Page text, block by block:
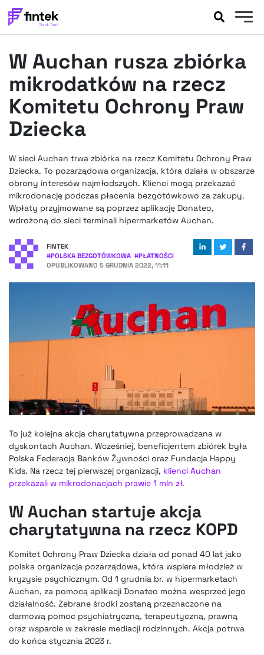
BANKOWOŚĆ
EVENTY
FELIETONY
WYWIADY
LEGAL
FINTEKEXTRA
OKIEM EKSPERTA
W Auchan rusza zbiórka
mikrodatków na rzecz
Komitetu Ochrony Praw
Dziecka
W sieci Auchan trwa zbiórka na rzecz Komitetu Ochrony Praw
Dziecka. To pozarządowa organizacja, która działa w obszarze
obrony interesów najmłodszych. Klienci mogą przekazać
mikrodonację podczas płacenia bezgotówkowo za zakupy.
Wpłaty przyjmowane są poprzez aplikację Donateo,
wdrożoną do sieci terminali hipermarketów Auchan.
FINTEK
#POLSKA BEZGOTÓWKOWA #PŁATNOŚCI
OPUBLIKOWANO 5 GRUDNIA 2022, 11:11
To już kolejna akcja charytatywna przeprowadzana w
dyskontach Auchan. Wcześniej, beneficjentem zbiórek była
Polska Federacja Banków Żywności oraz Fundacja Happy
Kids. Na rzecz tej pierwszej organizacji, klienci Auchan
przekazali w mikrodonacjach prawie 1 mln zł.
W Auchan startuje akcja
charytatywna na rzecz KOPD
Komitet Ochrony Praw Dziecka działa od ponad 40 lat jako
polska organizacja pozarządowa, która wspiera młodzież w
kryzysie psychicznym. Od 1 grudnia br. w hipermarketach
Auchan, za pomocą aplikacji Donateo można wesprzeć jego
działalność. Zebrane środki zostaną przeznaczone na
darmową pomoc psychiatryczną, terapeutyczną, prawną
oraz wsparcie w zakresie mediacji rodzinnych. Akcja potrwa
do końca stycznia 2023 r.